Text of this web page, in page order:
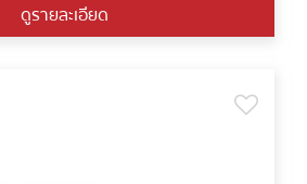
ดูรายละเอียด